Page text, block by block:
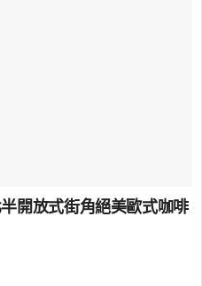
開放式街角絕美歐式咖啡